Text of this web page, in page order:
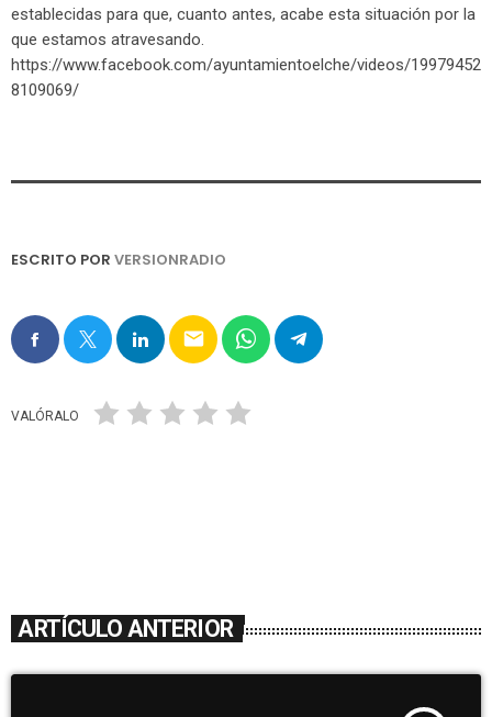
establecidas para que, cuanto antes, acabe esta situación por la
que estamos atravesando.
https://www.facebook.com/ayuntamientoelche/videos/19979452
8109069/
ESCRITO POR VERSIONRADIO
email
VALÓRALO
ARTÍCULO ANTERIOR